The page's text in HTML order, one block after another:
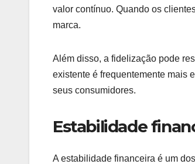
valor contínuo. Quando os
marca.
Além disso, a fidelização pode
existente é frequentemente mais
seus consumidores.
Estabilidade
A estabilidade financeira é um